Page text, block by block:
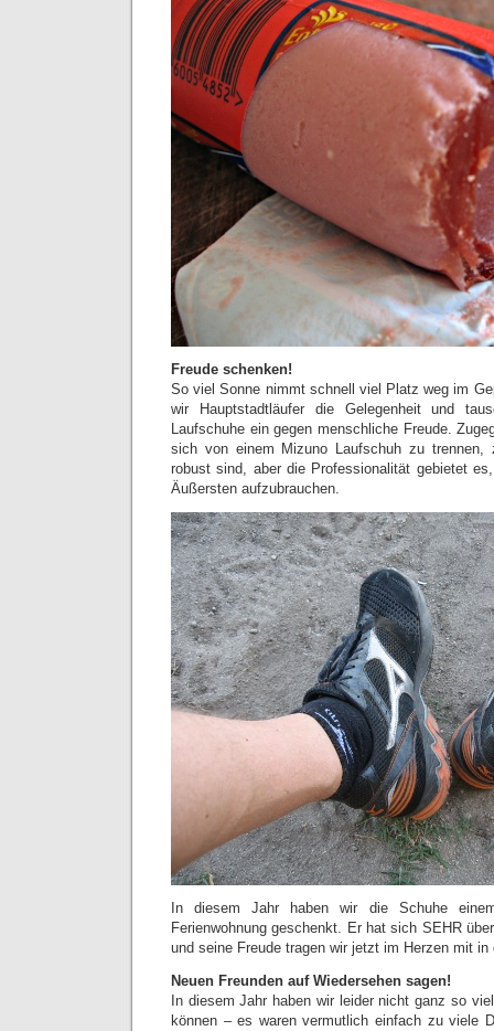
Freude schenken!
So viel Sonne nimmt schnell viel Platz weg im
wir Hauptstadtläufer die Gelegenheit und
Laufschuhe ein gegen menschliche Freude.
sich von einem Mizuno Laufschuh zu trennen,
robust sind, aber die Professionalität gebietet
Äußersten aufzubrauchen.
In diesem Jahr haben wir die Schuhe
Ferienwohnung geschenkt. Er hat sich SEHR
und seine Freude tragen wir jetzt im Herzen mit in
Neuen Freunden auf Wiedersehen sagen!
In diesem Jahr haben wir leider nicht ganz so
können – es waren vermutlich einfach zu viele